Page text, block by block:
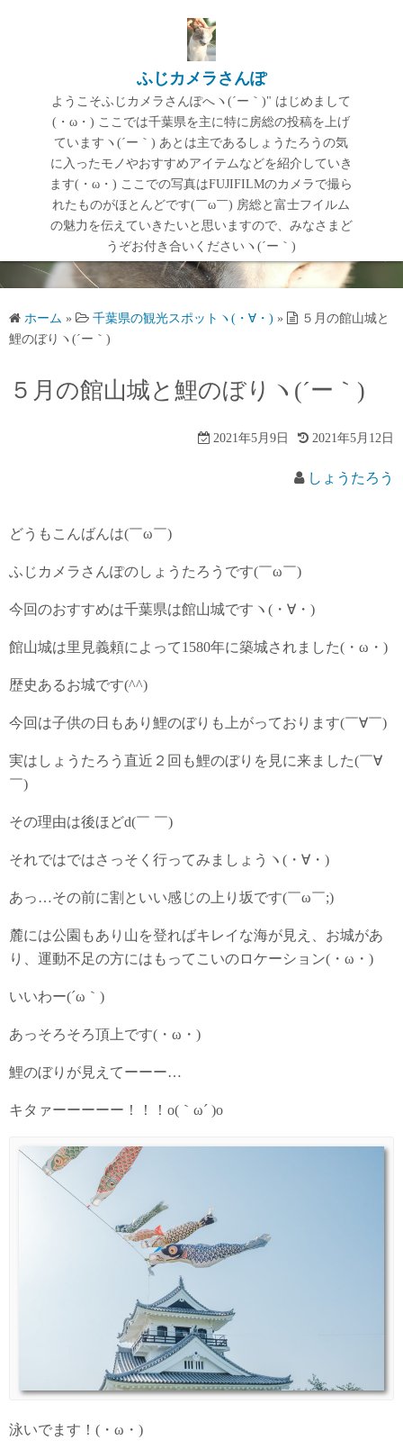
ふじカメラさんぽ
ようこそふじカメラさんぽへヽ(´ー｀)" はじめまして
(・ω・) ここでは千葉県を主に特に房総の投稿を上げ
ていますヽ(´ー｀) あとは主であるしょうたろうの気
に入ったモノやおすすめアイテムなどを紹介していき
ます(・ω・) ここでの写真はFUJIFILMのカメラで撮ら
れたものがほとんどです(￣ω￣) 房総と富士フイルム
の魅力を伝えていきたいと思いますので、みなさまど
うぞお付き合いくださいヽ(´ー｀)
ホーム » 千葉県の観光スポットヽ(・∀・) »
５月の館山城と
鯉のぼりヽ(´ー｀)
５月の館山城と鯉のぼりヽ(´ー｀)
2021年5月9日 2021年5月12日
しょうたろう
どうもこんばんは(￣ω￣)
ふじカメラさんぽのしょうたろうです(￣ω￣)
今回のおすすめは千葉県は館山城ですヽ(・∀・)
館山城は里見義頼によって1580年に築城されました(・ω・)
歴史あるお城です(^^)
今回は子供の日もあり鯉のぼりも上がっております(￣∀￣)
実はしょうたろう直近２回も鯉のぼりを見に来ました(￣∀
￣)
その理由は後ほどd(￣ ￣)
それではではさっそく行ってみましょうヽ(・∀・)
あっ…その前に割といい感じの上り坂です(￣ω￣;)
麓には公園もあり山を登ればキレイな海が見え、お城があ
り、運動不足の方にはもってこいのロケーション(・ω・)
いいわー(´ω｀)
あっそろそろ頂上です(・ω・)
鯉のぼりが見えてーーー…
キタァーーーーー！！！o(｀ω´ )o
泳いでます！(・ω・)